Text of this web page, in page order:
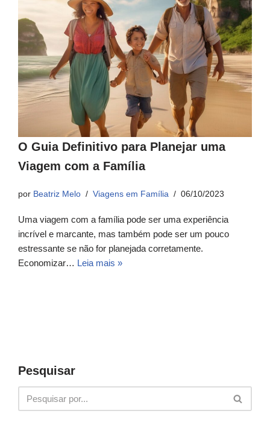
O Guia Definitivo para Planejar uma
Viagem com a Família
por Beatriz Melo Viagens em Família 06/10/2023
Uma viagem com a família pode ser uma experiência
incrível e marcante, mas também pode ser um pouco
estressante se não for planejada corretamente.
Economizar… Leia mais »
Pesquisar